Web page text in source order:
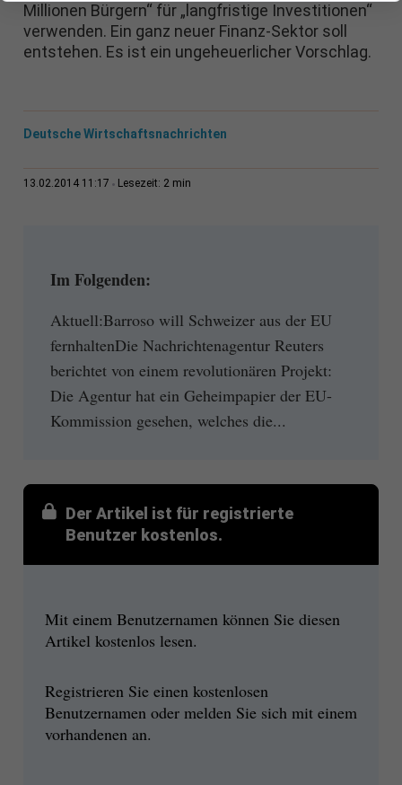
Millionen Bürgern“ für „langfristige Investitionen“
verwenden. Ein ganz neuer Finanz-Sektor soll
entstehen. Es ist ein ungeheuerlicher Vorschlag.
Deutsche Wirtschaftsnachrichten
13.02.2014 11:17 Lesezeit: 2 min
Im Folgenden:
Aktuell:Barroso will Schweizer aus der EU
fernhaltenDie Nachrichtenagentur Reuters
berichtet von einem revolutionären Projekt:
Die Agentur hat ein Geheimpapier der EU-
Kommission gesehen, welches die...
Der Artikel ist für registrierte
Benutzer kostenlos.
Mit einem Benutzernamen können Sie diesen
Artikel kostenlos lesen.
Registrieren Sie einen kostenlosen
Benutzernamen oder melden Sie sich mit einem
vorhandenen an.